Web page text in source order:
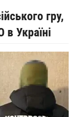
гру,
Україні